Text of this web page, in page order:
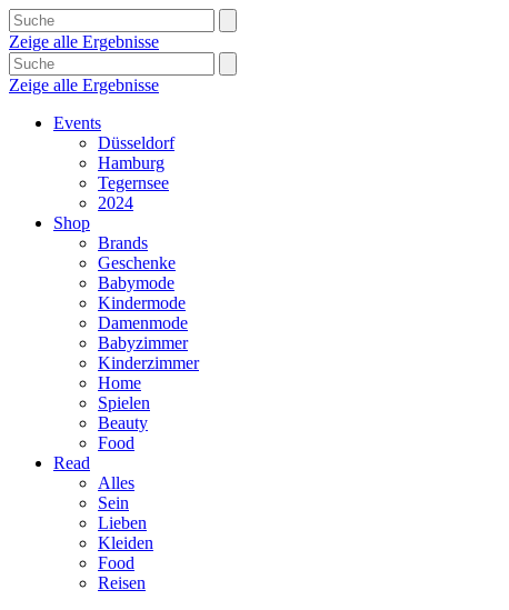
Zeige alle Ergebnisse
Zeige alle Ergebnisse
Events
Düsseldorf
Hamburg
Tegernsee
2024
Shop
Brands
Geschenke
Babymode
Kindermode
Damenmode
Babyzimmer
Kinderzimmer
Home
Spielen
Beauty
Food
Read
Alles
Sein
Lieben
Kleiden
Food
Reisen